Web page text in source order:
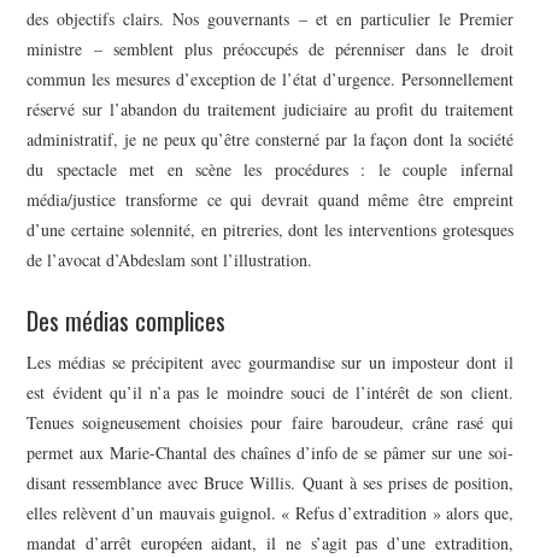
des objectifs clairs. Nos gouvernants – et en particulier le Premier
ministre – semblent plus préoccupés de pérenniser dans le droit
commun les mesures d’exception de l’état d’urgence. Personnellement
réservé sur l’abandon du traitement judiciaire au profit du traitement
administratif, je ne peux qu’être consterné par la façon dont la société
du spectacle met en scène les procédures : le couple infernal
média/justice transforme ce qui devrait quand même être empreint
d’une certaine solennité, en pitreries, dont les interventions grotesques
de l’avocat d’Abdeslam sont l’illustration.
Des médias complices
Les médias se précipitent avec gourmandise sur un imposteur dont il
est évident qu’il n’a pas le moindre souci de l’intérêt de son client.
Tenues soigneusement choisies pour faire baroudeur, crâne rasé qui
permet aux Marie-Chantal des chaînes d’info de se pâmer sur une soi-
disant ressemblance avec Bruce Willis. Quant à ses prises de position,
elles relèvent d’un mauvais guignol. « Refus d’extradition » alors que,
mandat d’arrêt européen aidant, il ne s’agit pas d’une extradition,